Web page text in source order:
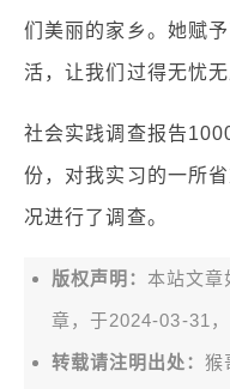
们美丽的家乡。她赋
活，让我们过得无忧无
社会实践调查报告
份，对我实习的一所
况进行了调查。
版权声明： 本站文章
章，于2024-03-31
转载请注明出处：猴